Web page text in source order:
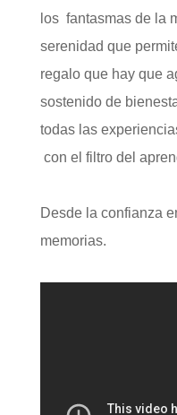
los fantasmas de la
serenidad que
regalo que hay que
sostenido de
todas las
con el filtro del
Desde la confianza
memorias.